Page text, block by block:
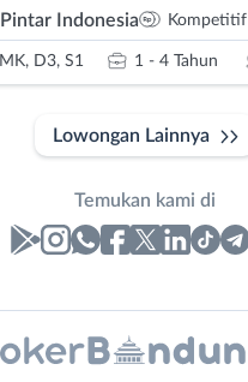
Pintar Indonesia Kompetitif
D3, S1 1 - 4 Tahun
Lowongan Lainnya
Temukan kami di